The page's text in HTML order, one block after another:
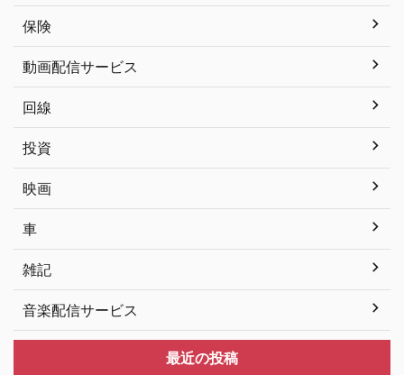
保険
動画配信サービス
回線
投資
映画
車
雑記
音楽配信サービス
最近の投稿